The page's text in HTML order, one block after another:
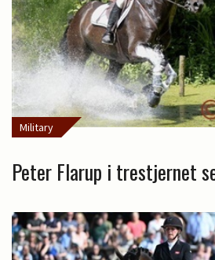
Military
Peter Flarup i trestjernet